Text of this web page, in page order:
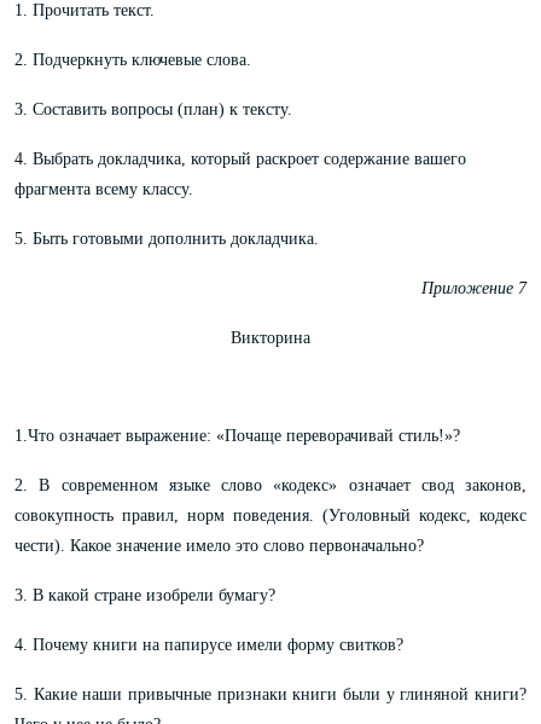
1. Прочитать текст.
2. Подчеркнуть ключевые слова.
3. Составить вопросы (план) к тексту.
4. Выбрать докладчика, который раскроет содержание вашего
фрагмента всему классу.
5. Быть готовыми дополнить докладчика.
Приложение 7
Викторина
1.Что означает выражение: «Почаще переворачивай стиль!»?
2. В современном языке слово «кодекс» означает свод законов,
совокупность правил, норм поведения. (Уголовный кодекс, кодекс
чести). Какое значение имело это слово первоначально?
3. В какой стране изобрели бумагу?
4. Почему книги на папирусе имели форму свитков?
5. Какие наши привычные признаки книги были у глиняной книги?